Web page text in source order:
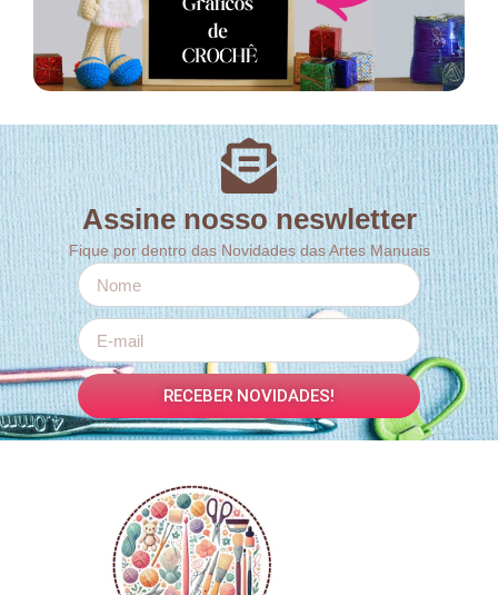
Assine nosso neswletter
Fique por dentro das Novidades das Artes Manuais
RECEBER NOVIDADES!